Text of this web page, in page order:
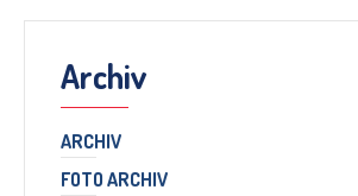
Archiv
ARCHIV
FOTO ARCHIV